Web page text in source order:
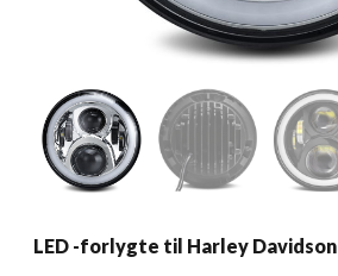
LED -forlygte til Harley Davidson